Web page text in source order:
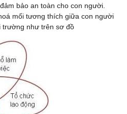
bảo an toàn cho con người.
mối tương thích giữa con người
trường như trên sơ đồ